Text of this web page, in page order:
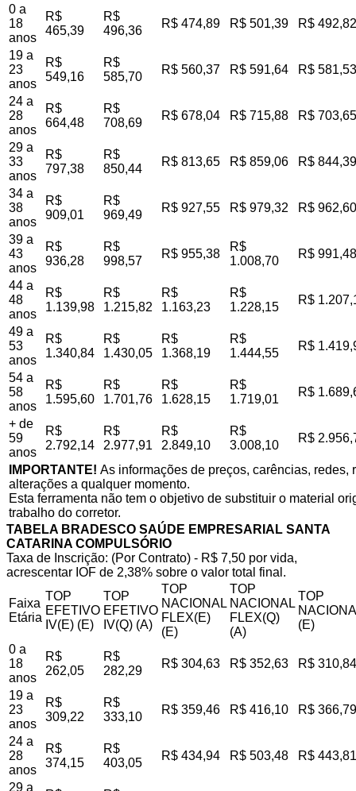
0 a
18
anos
R$
465,39
R$
496,36
R$ 474,89 R$ 501,39 R$ 492,82
19 a
23
anos
R$
549,16
R$
585,70
R$ 560,37 R$ 591,64 R$ 581,53
24 a
28
anos
R$
664,48
R$
708,69
R$ 678,04 R$ 715,88 R$ 703,65
29 a
33
anos
R$
797,38
R$
850,44
R$ 813,65 R$ 859,06 R$ 844,39
34 a
38
anos
R$
909,01
R$
969,49
R$ 927,55 R$ 979,32 R$ 962,60
39 a
43
anos
R$
936,28
R$
998,57
R$ 955,38
R$
1.008,70
R$ 991,48
44 a
48
anos
R$
1.139,98
R$
1.215,82
R$
1.163,23
R$
1.228,15
R$
49 a
53
anos
R$
1.340,84
R$
1.430,05
R$
1.368,19
R$
1.444,55
R$
54 a
58
anos
R$
1.595,60
R$
1.701,76
R$
1.628,15
R$
1.719,01
R$
+ de
59
anos
R$
2.792,14
R$
2.977,91
R$
2.849,10
R$
3.008,10
R$
IMPORTANTE! As informações de preços, carências,
alterações a qualquer momento.
Esta ferramenta não tem o objetivo de substituir o material
trabalho do corretor.
TABELA BRADESCO SAÚDE EMPRESARIAL SANTA
CATARINA COMPULSÓRIO
Taxa de Inscrição: (Por Contrato) - R$ 7,50 por vida,
acrescentar IOF de 2,38% sobre o valor total final.
Faixa
Etária
TOP
EFETIVO
IV(E) (E)
TOP
EFETIVO
IV(Q) (A)
TOP
NACIONAL
FLEX(E)
(E)
TOP
NACIONAL
FLEX(Q)
(A)
TOP
(E)
0 a
18
anos
R$
262,05
R$
282,29
R$ 304,63 R$ 352,63 R$ 310,84
19 a
23
anos
R$
309,22
R$
333,10
R$ 359,46 R$ 416,10 R$ 366,79
24 a
28
anos
R$
374,15
R$
403,05
R$ 434,94 R$ 503,48 R$ 443,81
29 a